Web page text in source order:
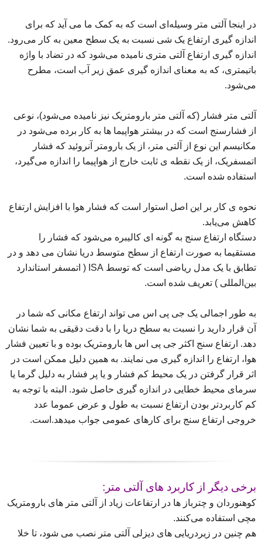
در اینجا آلتی متر وسیله‌ای است که به کمک ما می آید که برای
اندازه گیری ارتفاع یک شی نسبت به یک سطح معین به کار می‌رود.
اندازه گیری ارتفاع آلتی متری نامیده می‌شود که در تضاد با واژه
باتیمتری، که به معنای اندازه گیری عمق زیر آب است، مطرح
می‌شود.
آلتی متر فشار (که آلتی متر بارومتریک نیز نامیده می‌شود)، نوعی
از فشارسنج است که در بیشتر هواپیما ها به کار برده می‌شود در
مکانیسم این نوع از آلتی متر، از یک بارومتر آنروئید که فشار
اتمسفریک، از یک نقطه ی ثابت خارج از هواپیما را اندازه می‌گیرد،
استفاده شده است.
نحوه ی کار بر این اصل استوار است که فشار هوا با افزایش ارتفاع
کاهش می‌یابد.
دستگاه ارتفاع سنج به گونه ‌ای کالیبره می‌شود که فشار را
مستقیما به صورت ارتفاع از سطح متوسط دریا نشان می ‌دهد و در
تطابق با یک مدل ریاضی است که توسط ISA ( اتمسفر استاندارد
بین‌المللی ) تعریف شده ‌است.
به طور اجمالی یک جی پی اس می تواند ارتفاع مکانی که شما در
آن قرار دارید را نسبت به سطح دریا را با دقت دقیقی به شما نشان
دهد. ارتفاع سنج اکثر جی پی اس ها بارومتریک بوده و با تعیین فشار
هوا، ارتفاع را اندازه گیری می نمایند. به همین دلیل ممکن است در
اثر قرار گرفتن در یک محیط کم فشار و یا پر فشار به دلیل گرما یا
سرمای محیط خطایی در اندازه گیری حاصل شود. البته با توجه به
کم کاربردتر بودن ارتفاع نسبت به طول و عرض عموما عدد
خروجی ارتفاع سنج برای کارهای عمومی جواب میدهد. است.
برخی دیگر از کاربرد های آلتی متر:
کوهنوردان و چترباز ها در ارتفاعات زیاد از آلتی متر های بارومتریک
مچی استفاده می‌کنند.
هم چنین در زیردریایی ‌های دیزلی آلتی متر نصب می‌ شود، تا خلا